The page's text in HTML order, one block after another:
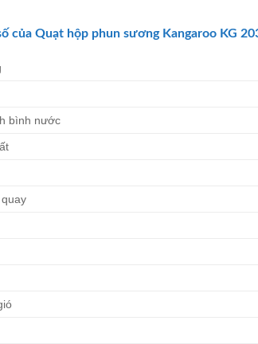
của Quạt hộp phun sương Kangaroo KG
bình nước